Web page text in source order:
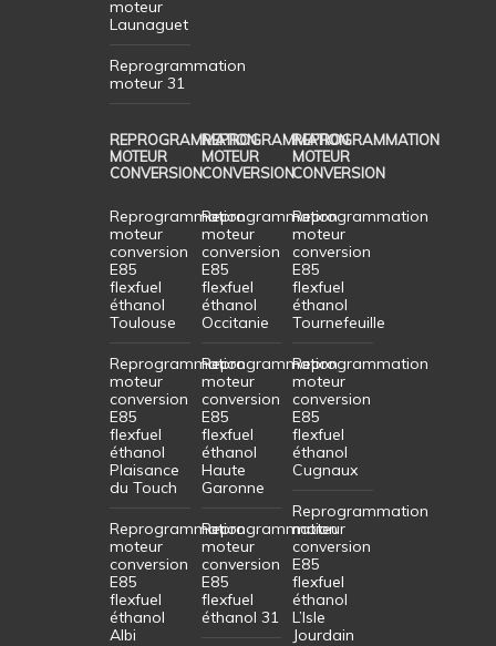
moteur
Launaguet
Reprogrammation
moteur 31
REPROGRAMMATION
MOTEUR
CONVERSION
Reprogrammation
moteur
conversion
E85
flexfuel
éthanol
Toulouse
Reprogrammation
moteur
conversion
E85
flexfuel
éthanol
Plaisance
du Touch
Reprogrammation
moteur
conversion
E85
flexfuel
éthanol
Albi
REPROGRAMMATION
MOTEUR
CONVERSION
Reprogrammation
moteur
conversion
E85
flexfuel
éthanol
Occitanie
Reprogrammation
moteur
conversion
E85
flexfuel
éthanol
Haute
Garonne
Reprogrammation
moteur
conversion
E85
flexfuel
éthanol 31
REPROGRAMMATION
MOTEUR
CONVERSION
Reprogrammation
moteur
conversion
E85
flexfuel
éthanol
Tournefeuille
Reprogrammation
moteur
conversion
E85
flexfuel
éthanol
Cugnaux
Reprogrammation
moteur
conversion
E85
flexfuel
éthanol
L’Isle
Jourdain